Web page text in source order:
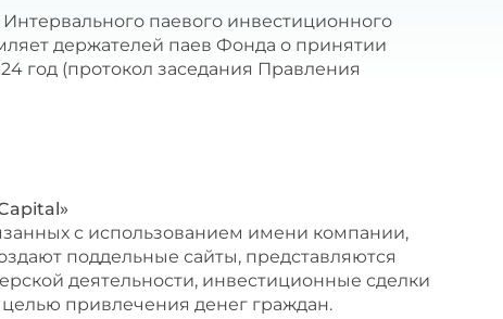
паевого инвестиционного
держателей паев Фонда о принятии
год (протокол заседания Правления
с использованием имени компании,
поддельные сайты, представляются
деятельности, инвестиционные сделки
привлечения денег граждан.